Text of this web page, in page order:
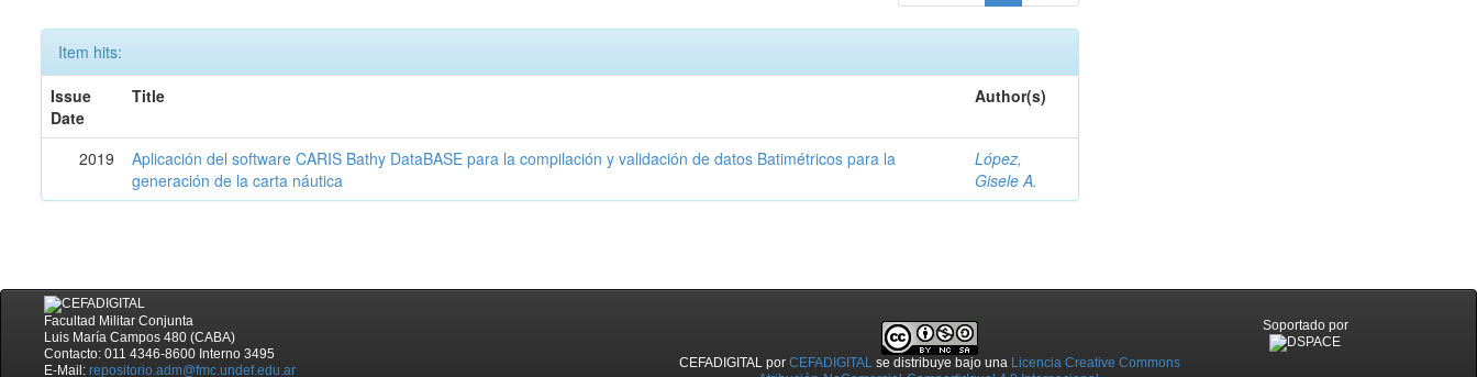
Item hits:
Issue
Date
Title Author(s)
2019
Aplicación del software CARIS Bathy DataBASE para la compilación y validación de datos Batimétricos para la
generación de la carta náutica
López,
Gisele A.
Facultad Militar Conjunta
Luis María Campos 480 (CABA)
Contacto: 011 4346-8600 Interno 3495
E-Mail: repositorio.adm@fmc.undef.edu.ar CEFADIGITAL porCEFADIGITAL se distribuye bajo una Licencia Creative Commons
Soportado por